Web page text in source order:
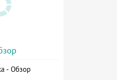
- Обзор